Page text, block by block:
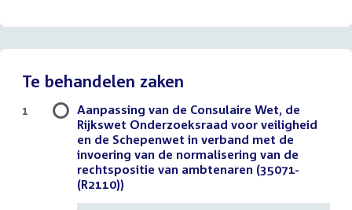
Te behandelen zaken
Aanpassing van de Consulaire Wet, de
Rijkswet Onderzoeksraad voor veiligheid
en de Schepenwet in verband met de
invoering van de normalisering van de
rechtspositie van ambtenaren (35071-
(R2110))
1